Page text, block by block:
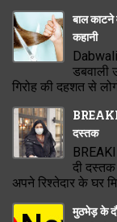
बाल काटने
कहानी
डबवाली
गिरोह की दहशत से
दस्तक
दी
अपने रिश्तेदार के घर
मुठभेड़ के